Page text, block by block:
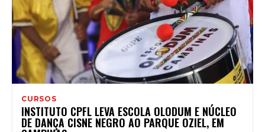
CURSOS
INSTITUTO CPFL LEVA ESCOLA OLODUM E NÚCLEO
DE DANÇA CISNE NEGRO AO PARQUE OZIEL, EM